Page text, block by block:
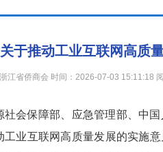
于推动工业互联网高质
江省侨商会 时间：2026-07-03 15:11:18
保障部、应急管理部、中国
业互联网高质量发展的实施